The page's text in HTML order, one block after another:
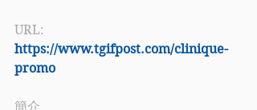
URL:
https://www.tgifpost.com/clinique-
promo
簡介